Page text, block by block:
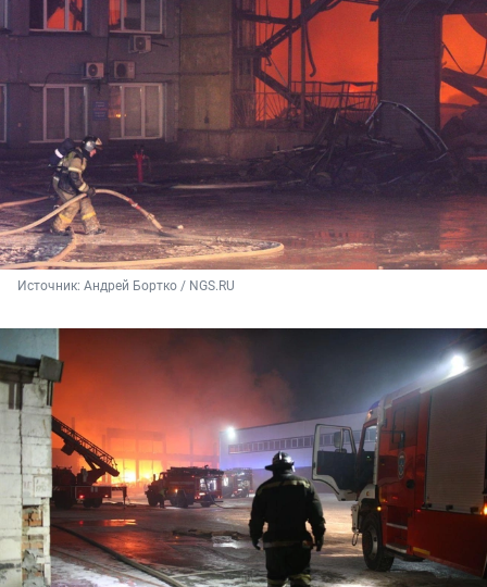
Источник: Андрей Бортко / NGS.RU